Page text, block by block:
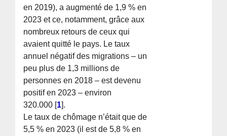
en 2019), a augmenté de 1,9 % en
2023 et ce, notamment, grâce aux
nombreux retours de ceux qui
avaient quitté le pays. Le taux
annuel négatif des migrations – un
peu plus de 1,3 millions de
personnes en 2018 – est devenu
positif en 2023 – environ
320.000 [1].
Le taux de chômage n’était que de
5,5 % en 2023 (il est de 5,8 % en